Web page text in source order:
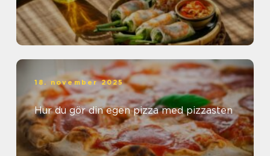
18. november 2025
Hur du gör din egen pizza med pizzasten